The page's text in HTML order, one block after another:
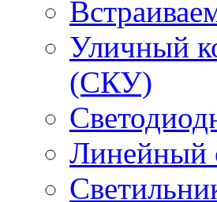
Уличный
(СКУ)
Линейный